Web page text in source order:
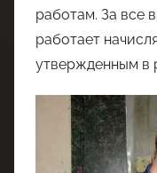
работам. За все
работает
утвержденным в